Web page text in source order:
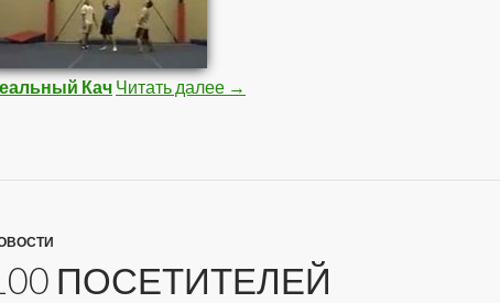
Кач Читать далее Подборка Видео 1
→
ПОСЕТИТЕЛЕЙ